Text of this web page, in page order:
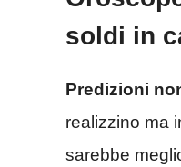
soldi in
Predizioni
realizzino ma
sarebbe